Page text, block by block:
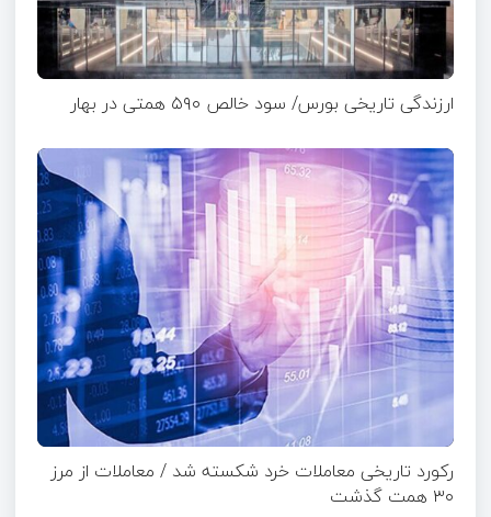
ارزندگی تاریخی بورس/ سود خالص ۵۹۰ همتی در بهار
رکورد تاریخی معاملات خرد شکسته شد / معاملات از مرز
۳۰ همت گذشت